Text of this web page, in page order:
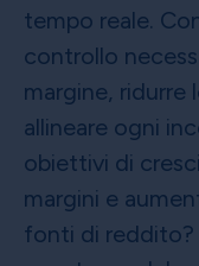
tempo reale.
controllo
margine,
allineare ogni
obiettivi di
margini e
fonti di reddito?